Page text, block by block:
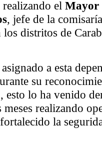
el Mayor
, jefe de la
distritos de
a esta
su
esto lo ha venido
realizando
la